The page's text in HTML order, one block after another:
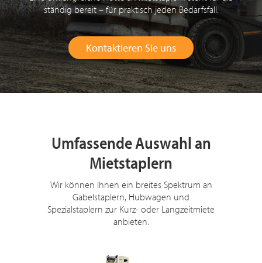
ständig bereit – für praktisch jeden Bedarfsfall.
Kontaktieren Sie uns
Umfassende Auswahl an
Mietstaplern
Wir können Ihnen ein breites Spektrum an
Gabelstaplern, Hubwagen und
Spezialstaplern zur Kurz- oder Langzeitmiete
anbieten.